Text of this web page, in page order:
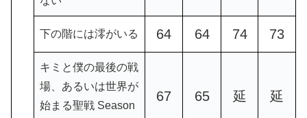
下の階には澪がいる 64 64 74 73
キミと僕の最後の戦
場、あるいは世界が
始まる聖戦 Season
67 65 延 延